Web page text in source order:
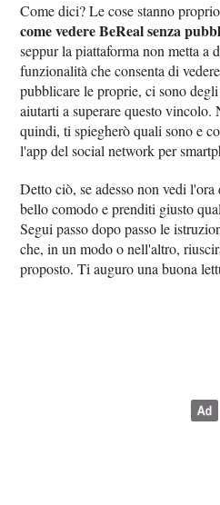
Come dici? Le cose stanno
come vedere BeReal senza
seppur la piattaforma non metta a
funzionalità che consenta di
pubblicare le proprie, ci sono
aiutarti a superare questo
quindi, ti spiegherò quali sono e
l'app del social network per
Detto ciò, se adesso non vedi
bello comodo e prenditi giusto
Segui passo dopo passo le
che, in un modo o nell'altro,
proposto. Ti auguro una buona